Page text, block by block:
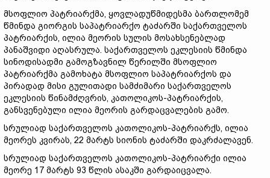
მსოფლიო პატრიარქმა, ყოვლადუწმიდესმა ბართლომემ
წმინდა გიორგის საპატრიარქო ტაძარში საქართველოს
პატრიარქის, ილია მეორის სულის მოსახსენებლად
პანაშვიდი აღასრულა. საქართველოს ეკლესიის წმინდა
სინოდისადმი გამოგზავნილ წერილში მსოფლიო
პატრიარქმა გამოხატა მსოფლიო საპატრიარქოს და
პირადად მისი გულითადი სამძიმარი საქართველოს
ეკლესიის წინამძღვრის, კათოლიკოს-პატრიარქის,
განსვენებული ილია მეორის გარდაცვალების გამო.
სრულიად საქართველოს კათოლიკოს-პატრიარქს, ილია
მეორეს კვირას, 22 მარტს სიონის ტაძარში დაკრძალავენ.
სრულიად საქართველოს კათოლიკოს-პატრიარქი ილია
მეორე 17 მარტს 93 წლის ასაკში გარდაიცვალა.